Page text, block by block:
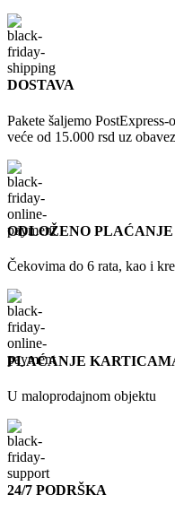
DOSTAVA
Pakete šaljemo
veće od 15.000 rsd uz
ODLOŽENO PLAĆANJE
Čekovima do 6 rata, kao i
PLAĆANJE
U maloprodajnom objektu
24/7 PODRŠKA